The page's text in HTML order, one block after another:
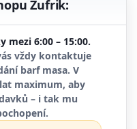
Žufrik:
mezi 6:00 – 15:00.
vždy kontaktuje
barf masa. V
maximum, aby
– i tak mu